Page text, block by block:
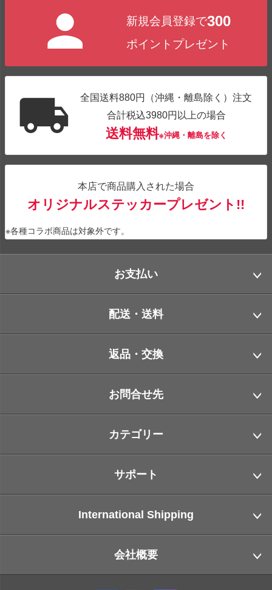
新規会員登録で300
ポイントプレゼント
全国送料880円（沖縄・離島除く）注文
合計税込3980円以上の場合
送料無料※沖縄・離島を除く
本店で商品購入された場合
オリジナルステッカープレゼント!!
※各種コラボ商品は対象外です。
お支払い
配送・送料
返品・交換
お問合せ先
カテゴリー
サポート
International Shipping
会社概要